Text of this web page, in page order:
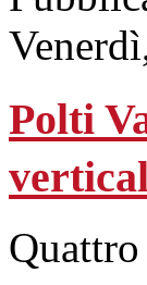
Polti